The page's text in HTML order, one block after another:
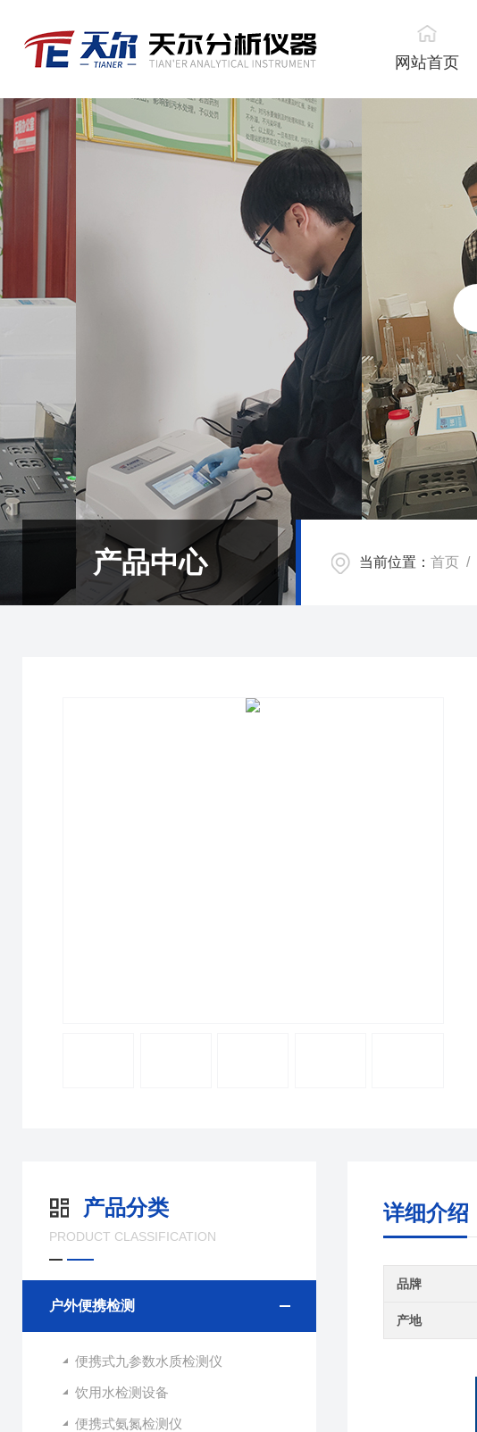
网站首页
产品中心 当前位置： 首页 /
产品分类
PRODUCT CLASSIFICATION
户外便携检测
便携式九参数水质检测仪
饮用水检测设备
便携式氨氮检测仪
详细介绍
品牌
产地